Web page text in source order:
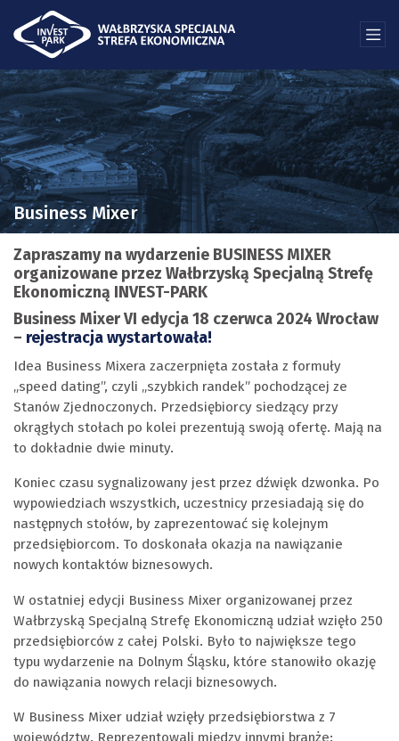
Business Mixer
Zapraszamy na wydarzenie BUSINESS MIXER
organizowane przez Wałbrzyską Specjalną Strefę
Ekonomiczną INVEST-PARK
Business Mixer VI edycja 18 czerwca 2024 Wrocław
– rejestracja wystartowała!
Idea Business Mixera zaczerpnięta została z formuły
„speed dating”, czyli „szybkich randek” pochodzącej ze
Stanów Zjednoczonych. Przedsiębiorcy siedzący przy
okrągłych stołach po kolei prezentują swoją ofertę. Mają na
to dokładnie dwie minuty.
Koniec czasu sygnalizowany jest przez dźwięk dzwonka. Po
wypowiedziach wszystkich, uczestnicy przesiadają się do
następnych stołów, by zaprezentować się kolejnym
przedsiębiorcom. To doskonała okazja na nawiązanie
nowych kontaktów biznesowych.
W ostatniej edycji Business Mixer organizowanej przez
Wałbrzyską Specjalną Strefę Ekonomiczną udział wzięło 250
przedsiębiorców z całej Polski. Było to największe tego
typu wydarzenie na Dolnym Śląsku, które stanowiło okazję
do nawiązania nowych relacji biznesowych.
W Business Mixer udział wzięły przedsiębiorstwa z 7
województw. Reprezentowali między innymi branże: